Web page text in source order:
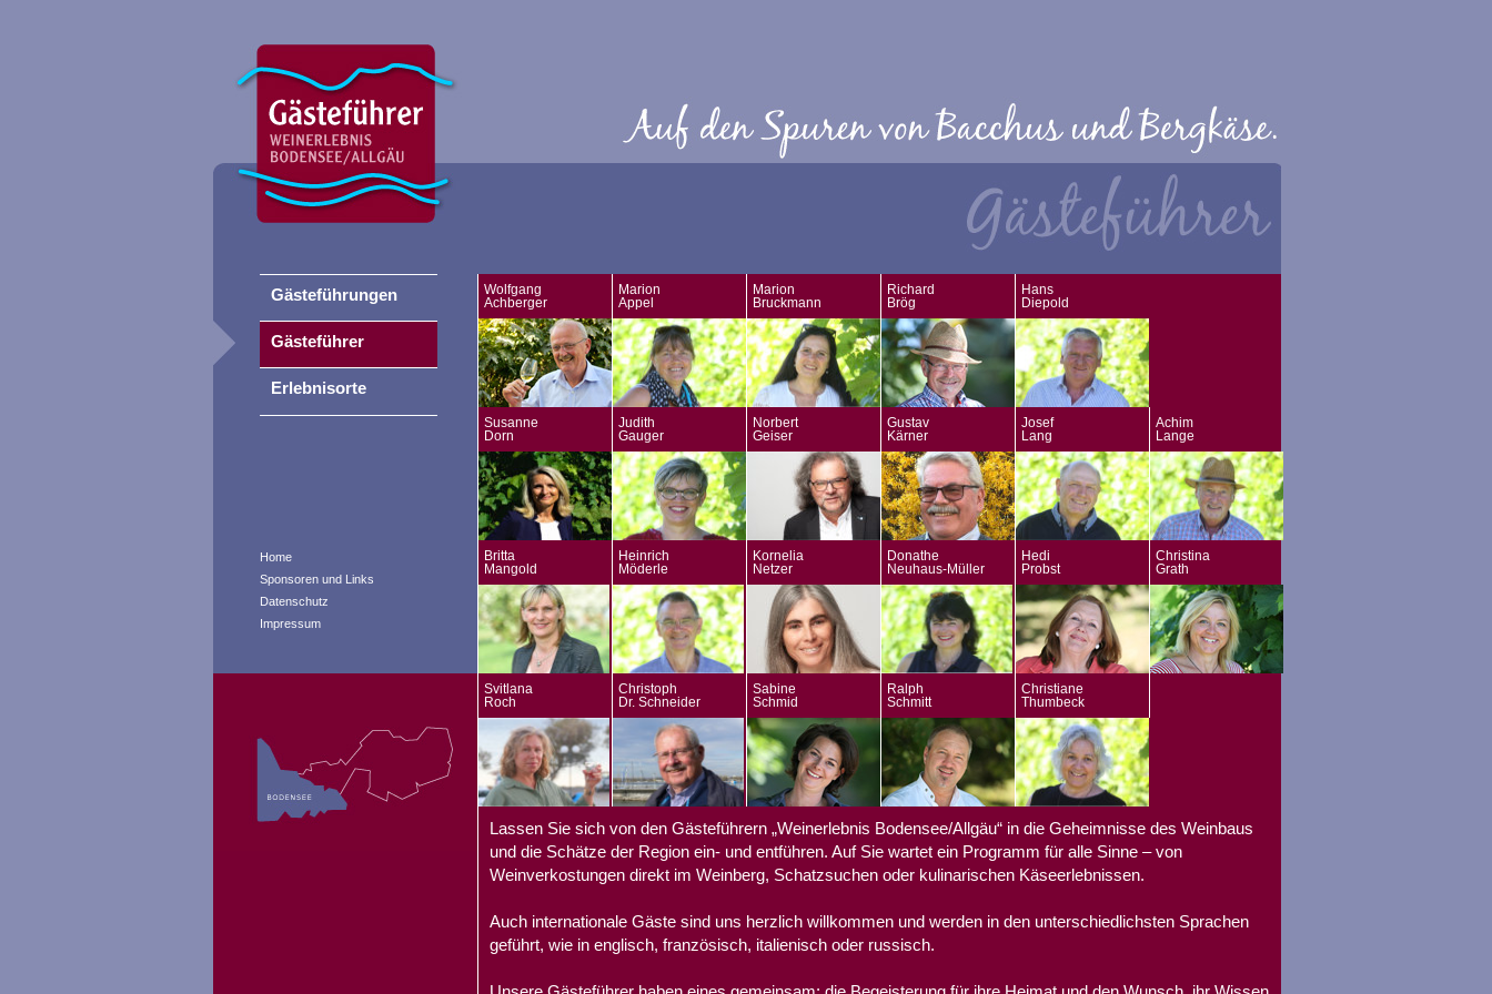
Home
Sponsoren und Links
Datenschutz
Impressum
Wolfgang
Achberger
Marion
Appel
Marion
Bruckmann
Richard
Brög
Hans
Diepold
Susanne
Dorn
Judith
Gauger
Norbert
Geiser
Gustav
Kärner
Josef
Lang
Achim
Lange
Britta
Mangold
Heinrich
Möderle
Kornelia
Netzer
Donathe
Neuhaus-Müller
Hedi
Probst
Christina
Grath
Svitlana
Roch
Christoph
Dr. Schneider
Sabine
Schmid
Ralph
Schmitt
Christiane
Thumbeck
Lassen Sie sich von den Gästeführern „Weinerlebnis Bodensee/Allgäu“ in die Geheimnisse des Weinbaus
und die Schätze der Region ein- und entführen. Auf Sie wartet ein Programm für alle Sinne – von
Weinverkostungen direkt im Weinberg, Schatzsuchen oder kulinarischen Käseerlebnissen.
Auch internationale Gäste sind uns herzlich willkommen und werden in den unterschiedlichsten Sprachen
geführt, wie in englisch, französisch, italienisch oder russisch.
Gästeführungen
Gästeführer
Erlebnisorte